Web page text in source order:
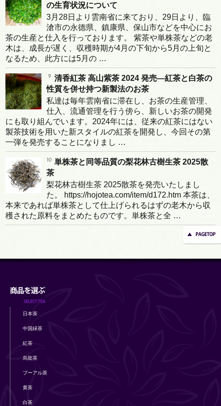
の生育状況について
3月28日より雲南省に来ており、29日より、臨
滄市の永德県、鎮康県、保山市などを中心にお
茶の生産と仕入を行っております。 紫茶や単株茶などの老
木は、成長が遅く、収穫時期が4月の下旬から5月の上旬と
なるため、此方には5月の …
清香紅茶 高山紫茶 2024 発売―紅茶と白茶の
性質を併せ持つ新製法のお茶
私達は毎年雲南省に滞在し、お茶の生産管理、
仕入、流通管理を行う傍ら、新しいお茶の開発
にも取り組んでいます。2024年には、従来の紅茶にはない
製茶技術を用いた新スタイルの紅茶を開発し、今回その第
一弾を発売することになりまし …
単株茶と同等品質の梨花林古樹生茶 2025散
茶
梨花林古樹生茶 2025散茶を発売いたしまし
た。 https://hojotea.com/item/d172.htm 本茶は、
本来であれば単株茶として仕上げられるはずの老木から収
穫された原料をまとめたものです。単株茶と全 …
日本茶
中国緑茶
紅茶
烏龍茶
プーアル茶
黄茶
白茶